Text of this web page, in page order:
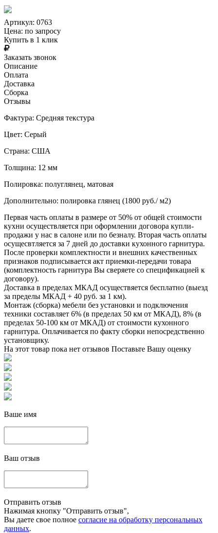
Артикул: 0763
Цена: по запросу
Купить в 1 клик
Заказать звонок
Описание
Оплата
Доставка
Сборка
Отзывы
Фактура: Средняя текстура
Цвет: Серый
Страна: США
Толщина: 12 мм
Полировка: полуглянец, матовая
Дополнительно: полировка глянец (1800 руб./ м2)
Первая часть оплаты в размере от 50% от общей стоимости
кухни осуществляется при оформлении договора купли-
продажи у нас в салоне или по безналу. Вторая часть оплаты
осущесвтляется за 7 дней до доставки кухонного гарнитура.
После проверки комплектности и внешних качественных
признаков подписывается акт приемки-передачи товара
(комплектность гарнитура Вы сверяете со спецификацией к
договору).
Доставка в пределах МКАД осуществяется бесплатно (выезд
за пределы МКАД + 40 руб. за 1 км).
Монтаж (сборка) мебели без установки и подключения
техники составляет 6% (в пределах 50 км от МКАД), 8% (в
пределах 50-100 км от МКАД) от стоимости кухонного
гарнитура. Оплачивается по факту сборки непосредственно
установщику.
На этот товар пока нет отзывов Поставьте Вашу оценку
Ваше имя
Ваш отзыв
Отправить отзыв
Нажимая кнопку "Отправить отзыв",
Вы даете свое полное согласие на обработку персональных
данных.